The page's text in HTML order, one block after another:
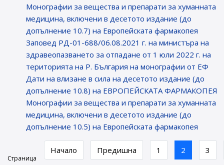
Монографии за вещества и препарати за хуманната
медицина, включени в десетото издание (до
допълнение 10.7) на Европейската фармакопея
Заповед РД-01-688/06.08.2021 г. на министъра на
здравеопазването за отпадане от 1 юли 2022 г. на
територията на Р. България на монографии от ЕФ
Дати на влизане в сила на десетото издание (до
допълнение 10.8) на ЕВРОПЕЙСКАТА ФАРМАКОПЕЯ
Монографии за вещества и препарати за хуманната
медицина, включени в десетото издание (до
допълнение 10.5) на Европейската фармакопея
Страница
Начало Предишна 1 2 3